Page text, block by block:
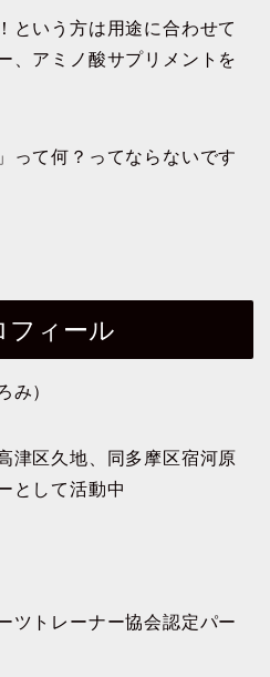
という方は用途に合わせて
、アミノ酸サプリメントを
って何？ってならないです
フィール
）
津区久地、同多摩区宿河原
として活動中
ツトレーナー協会認定パー